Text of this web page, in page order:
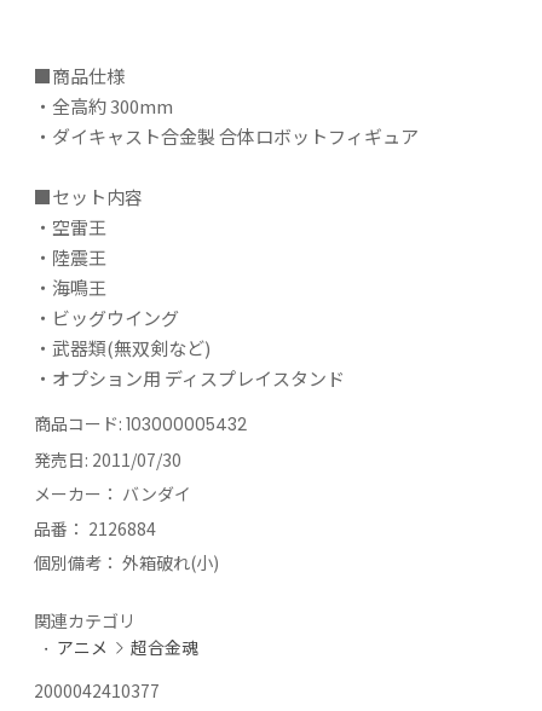
■商品仕様
・全高約 300mm
・ダイキャスト合金製 合体ロボットフィギュア
■セット内容
・空雷王
・陸震王
・海鳴王
・ビッグウイング
・武器類(無双剣など)
・オプション用 ディスプレイスタンド
商品コード: 103000005432
発売日: 2011/07/30
メーカー： バンダイ
品番： 2126884
個別備考： 外箱破れ(小)
関連カテゴリ
アニメ
超合金魂
2000042410377